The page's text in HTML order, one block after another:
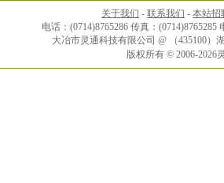
关于我们 - 联系我们 - 本站招
电话：(0714)8765286 传真：(0714)8765285
大冶市灵通科技有限公司 @ （435100
版权所有 © 2006-2026